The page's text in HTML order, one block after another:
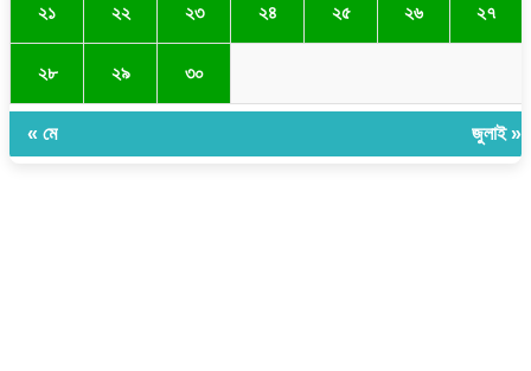
২১ ২২ ২৩ ২৪ ২৫ ২৬ ২৭
২৮ ২৯ ৩০
« মে জুলাই »